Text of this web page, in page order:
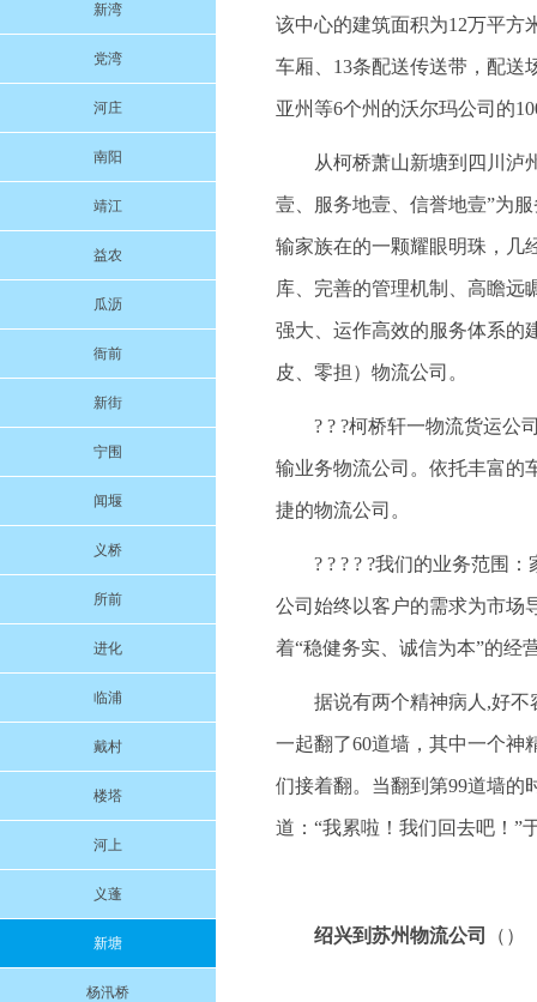
新湾
党湾
河庄
南阳
靖江
益农
瓜沥
衙前
新街
宁围
闻堰
义桥
所前
进化
临浦
戴村
楼塔
河上
义蓬
新塘
杨汛桥
该中心的建筑面积为12万平方
车厢、13条配送传送带，配送
亚州等6个州的沃尔玛公司的
从柯桥萧山新塘到四川泸
壹、服务地壹、信誉地壹”为
输家族在的一颗耀眼明珠，几
库、完善的管理机制、高瞻远
强大、运作高效的服务体系的
皮、零担）物流公司。
? ? ?柯桥轩一物流货运公
输业务物流公司。依托丰富的
捷的物流公司。
? ? ? ? ?我们的业务范围
公司始终以客户的需求为市场
着“稳健务实、诚信为本”的经
据说有两个精神病人,好
一起翻了60道墙，其中一个神
们接着翻。当翻到第99道墙的
道：“我累啦！我们回去吧！”
绍兴到苏州物流公司 （）